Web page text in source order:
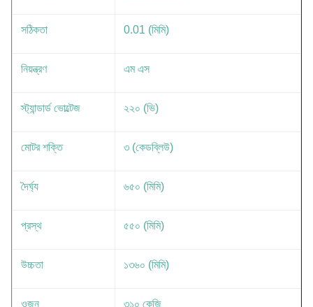
সঠিকতা 0.01 (মিমি)
নিয়ন্ত্রণ এম এস
স্ট্যান্ডার্ড ভোল্টেজ ২২০ (ভি)
মোটর শক্তি ৩ (কেডব্লিউ)
দৈর্ঘ্য ৬৫০ (মিমি)
প্রস্থ ৫৫০ (মিমি)
উচ্চতা ১৩৬০ (মিমি)
ওজন ৩১০ কেজি